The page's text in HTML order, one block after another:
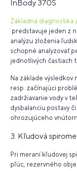
InBody 370S
Základná diagnostika
predstavuje jeden z
analýzu zloženia
schopné analyzovať
jednotlivých častiach
Na základe
resp. začínajúci
zadržiavanie vody v
dysbalanciu postavy
ohrozujúceho
3. Kľudová
Pri meraní kľudovej
pľúc, rezervného